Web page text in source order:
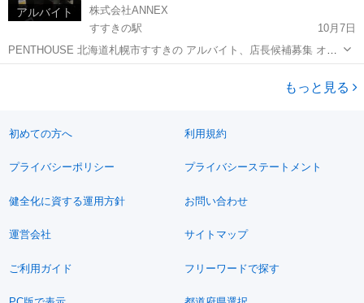
アルバイト
株式会社ANNEX
すすきの駅
10月7日
PENTHOUSE 北海道札幌市すすきの アルバイト、店長候補募集 オー
プニングスタッフとして一緒に働いてみませんか？ 雰囲気の良いおし
ゃれで、アットホームなお店で楽しく働けちゃいます。 キャッチもノ
もっと見る
初めての方へ 利用規約
プライバシーポリシー プライバシーステートメント
健全化に資する運用方針 お問い合わせ
運営会社 サイトマップ
ご利用ガイド フリーワードで探す